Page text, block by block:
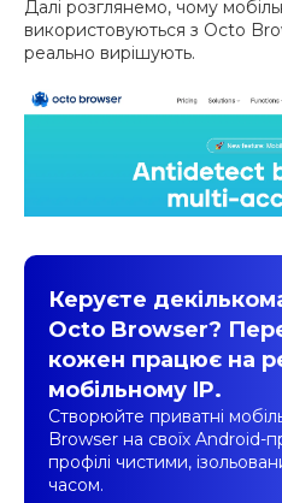
Далі розглянемо, чому
використовуються з Octo
реально вирішують.
Керуєте
Octo Browser?
кожен працює на
мобільному IP.
Створюйте приватні
Browser на своїх Android-
профілі чистими,
часом.